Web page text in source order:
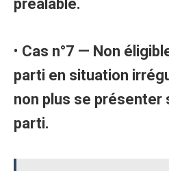
préalable.
• Cas n°7 — Non
parti en situation
non plus se présenter
parti.